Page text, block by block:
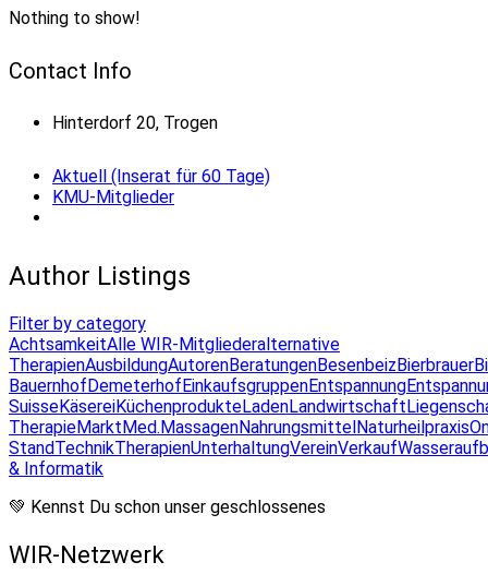
Nothing to show!
Contact Info
Hinterdorf 20, Trogen
Aktuell (Inserat für 60 Tage)
KMU-Mitglieder
Author Listings
Filter by category
AchtsamkeitAlle WIR-Mitgliederalternative
TherapienAusbildungAutorenBeratungenBesenbeizBierbrauer
BauernhofDemeterhofEinkaufsgruppenEntspannung
SuisseKäsereiKüchenprodukteLadenLandwirtschaft
TherapieMarktMed.MassagenNahrungsmittelNaturheilpraxis
StandTechnikTherapienUnterhaltungVereinVerkauf
& Informatik
💚 Kennst Du schon unser geschlossenes
WIR-Netzwerk